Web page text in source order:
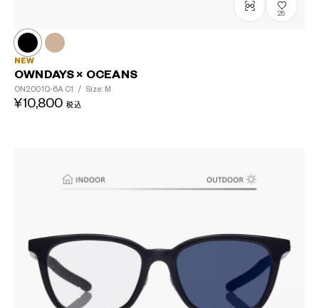
25
NEW
OWNDAYS × OCEANS
ON2001Q-6A C1 / Size: M
¥10,800 税込